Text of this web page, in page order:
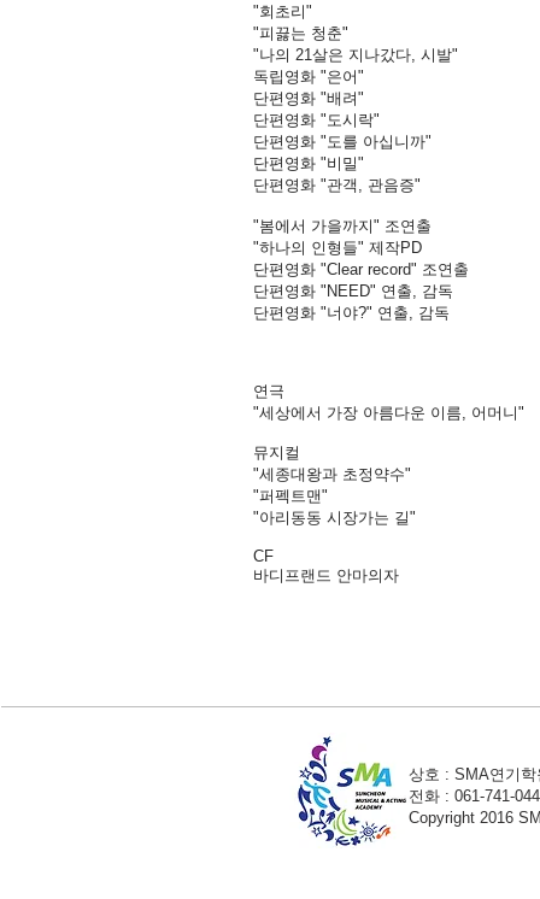
"회초리"
"피끓는 청춘"
"나의 21살은 지나갔다, 시발"
독립영화 "은어"
단편영화 "배려"
단편영화 "도시락"
단편영화 "도를 아십니까"
단편영화 "비밀"
단편영화 "관객, 관음증"
"봄에서 가을까지" 조연출
"하나의 인형들" 제작PD
단편영화 "Clear record" 조연출
단편영화 "NEED" 연출, 감독
단편영화 "너야?" 연출, 감독
연극
"세상에서 가장 아름다운 이름, 어머니"
뮤지컬
"세종대왕과 초정약수"
"퍼펙트맨"
"아리동동 시장가는 길"
CF
​바디프랜드 안마의자
상호 : SMA연기
전화 : 061-741-
Copyright 2016